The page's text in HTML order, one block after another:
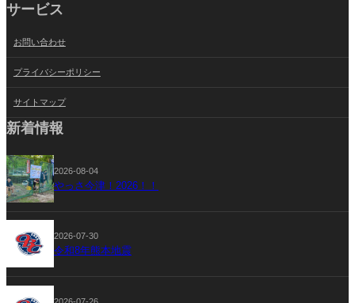
サービス
お問い合わせ
プライバシーポリシー
サイトマップ
新着情報
2026-08-04
やっさ今津！2026！！
2026-07-30
令和8年熊本地震